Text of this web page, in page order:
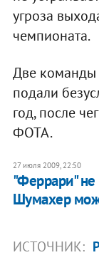
угроза
чемпионата.
Две команды
подали
год, после
ФОТА.
27 июля 2009, 22:50
"Феррари" не
Шумахер
ИСТОЧНИК: